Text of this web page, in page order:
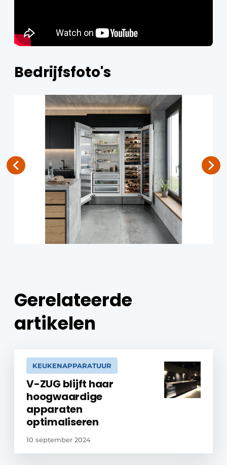
Bedrijfsfoto's
Gerelateerde
artikelen
KEUKENAPPARATUUR
V-ZUG blijft haar
hoogwaardige
apparaten
optimaliseren
10 september 2024